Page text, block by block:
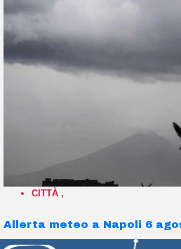
CITTÀ ,
Allerta meteo a Napoli 6